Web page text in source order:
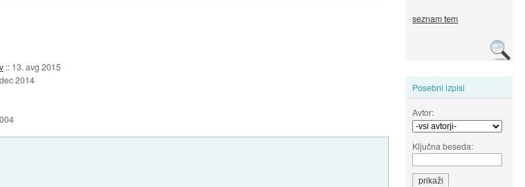
seznam tem
Posebni izpisi
Avtor:
Ključna beseda:
:: 13. avg 2015
2014